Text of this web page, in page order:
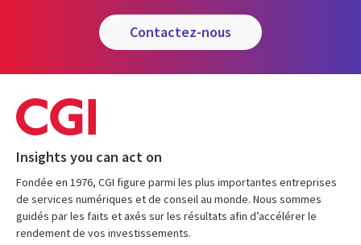
contactez-nous
Insights you can act on
Fondée en 1976, CGI figure parmi les plus importantes entreprises
de services numériques et de conseil au monde. Nous sommes
guidés par les faits et axés sur les résultats afin d’accélérer le
rendement de vos investissements.